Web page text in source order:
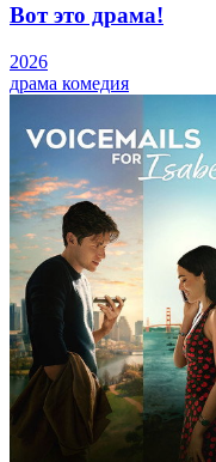
Вот это драма!
2026
драма комедия